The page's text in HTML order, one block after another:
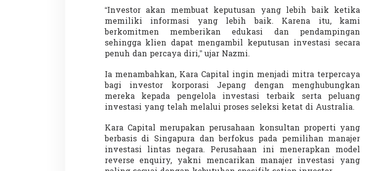
“Investor akan membuat keputusan yang lebih baik ketika
memiliki informasi yang lebih baik. Karena itu, kami
berkomitmen memberikan edukasi dan pendampingan
sehingga klien dapat mengambil keputusan investasi secara
penuh dan percaya diri,” ujar Nazmi.
Ia menambahkan, Kara Capital ingin menjadi mitra terpercaya
bagi investor korporasi Jepang dengan menghubungkan
mereka kepada pengelola investasi terbaik serta peluang
investasi yang telah melalui proses seleksi ketat di Australia.
Kara Capital merupakan perusahaan konsultan properti yang
berbasis di Singapura dan berfokus pada pemilihan manajer
investasi lintas negara. Perusahaan ini menerapkan model
reverse enquiry, yakni mencarikan manajer investasi yang